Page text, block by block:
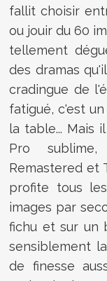
fallit choisir
ou jouir du 60
tellement
des dramas
cradingue de
fatigué, c'est
la table... Mais
Pro
Remastered et
profite tous
images par
fichu et sur un
sensiblement
de finesse